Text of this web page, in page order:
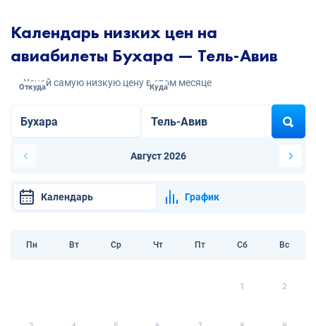
Календарь низких цен на
авиабилеты Бухара — Тель-Авив
Узнай самую низкую цену в этом месяце
Откуда Куда
Август 2026
Календарь График
Пн Вт Ср Чт Пт Сб Вс
1 2